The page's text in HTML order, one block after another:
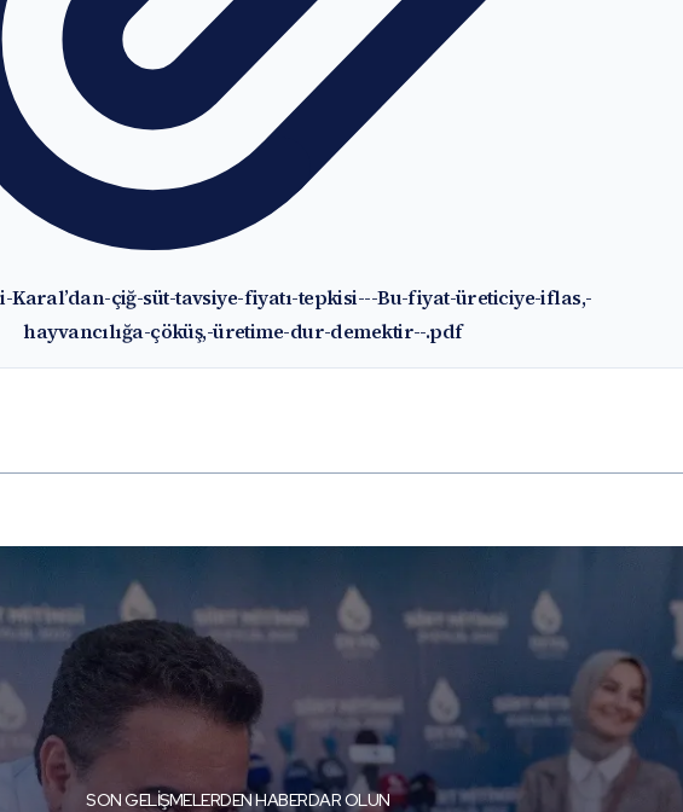
Karal’dan-çiğ-süt-tavsiye-fiyatı-tepkisi---Bu-fiyat-üreticiye-iflas,-
hayvancılığa-çöküş,-üretime-dur-demektir--.pdf
SON GELİŞMELERDEN HABERDAR OLUN